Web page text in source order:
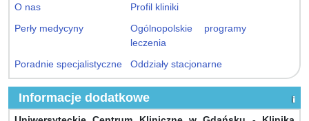
O nas
Profil kliniki
Perły medycyny
Ogólnopolskie programy
leczenia
Poradnie specjalistyczne
Oddziały stacjonarne
Informacje dodatkowe